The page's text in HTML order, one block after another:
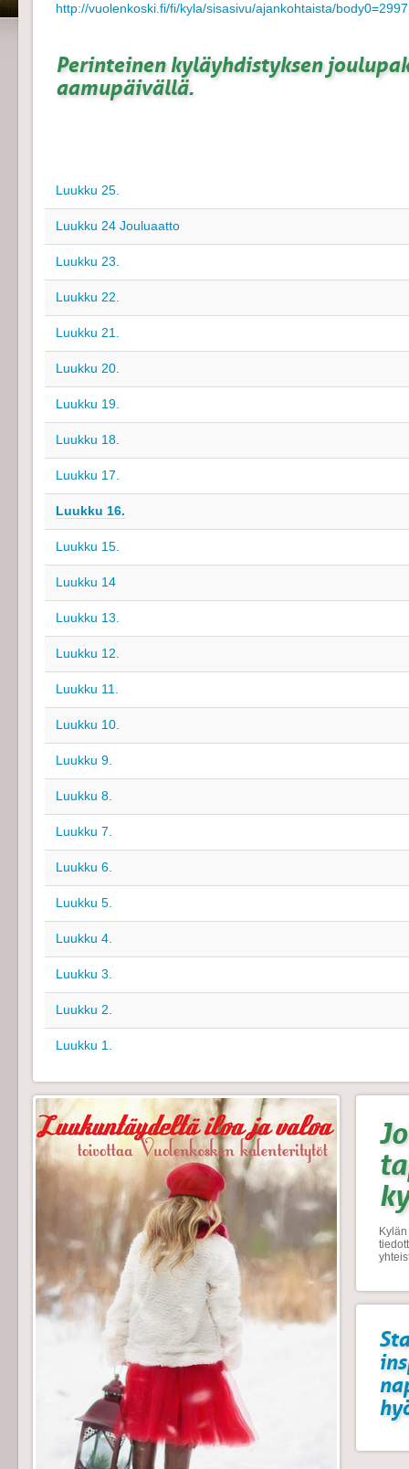
http://vuolenkoski.fi/fi/kyla/sisasivu/ajankohtaista/body0=2997
Perinteinen kyläyhdistyksen
aamupäivällä.
Luukku 25.
Luukku 24 Jouluaatto
Luukku 23.
Luukku 22.
Luukku 21.
Luukku 20.
Luukku 19.
Luukku 18.
Luukku 17.
Luukku 16.
Luukku 15.
Luukku 14
Luukku 13.
Luukku 12.
Luukku 11.
Luukku 10.
Luukku 9.
Luukku 8.
Luukku 7.
Luukku 6.
Luukku 5.
Luukku 4.
Luukku 3.
Luukku 2.
Luukku 1.